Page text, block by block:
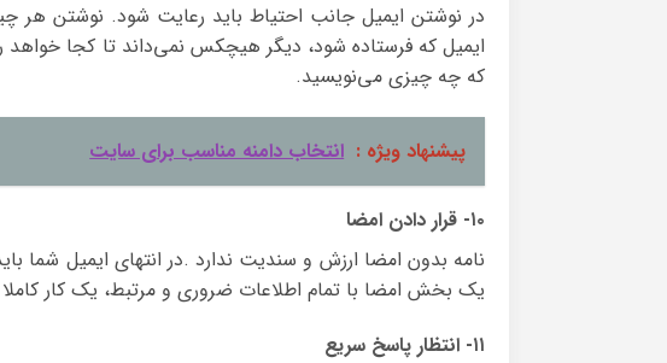
در نوشتن ایمیل جانب احتیاط باید رعایت شود. نوشتن
ایمیل که فرستاده شود، دیگر هیچکس نمی‌داند تا کجا
که چه چیزی می‌نویسید.
پیشنهاد ویژه : انتخاب دامنه مناسب برای سایت
۱۰- قرار دادن امضا
نامه بدون امضا ارزش و سندیت ندارد .در انتهای ایمیل شما
یک بخش امضا با تمام اطلاعات ضروری و مرتبط، یک کار
۱۱- انتظار پاسخ سریع